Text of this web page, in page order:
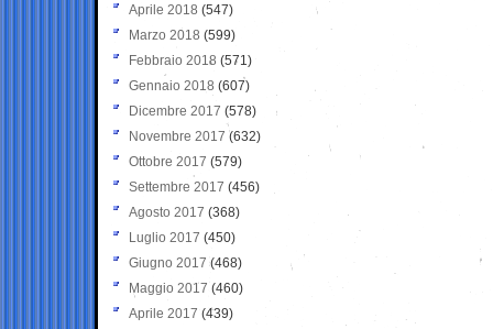
Aprile 2018 (547)
Marzo 2018 (599)
Febbraio 2018 (571)
Gennaio 2018 (607)
Dicembre 2017 (578)
Novembre 2017 (632)
Ottobre 2017 (579)
Settembre 2017 (456)
Agosto 2017 (368)
Luglio 2017 (450)
Giugno 2017 (468)
Maggio 2017 (460)
Aprile 2017 (439)